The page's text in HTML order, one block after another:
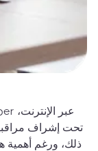
تحت إشراف
ذلك، ورغم أهمية